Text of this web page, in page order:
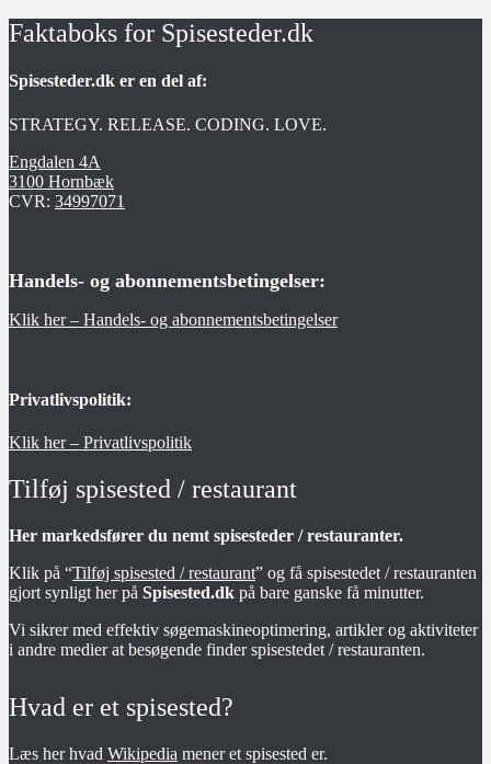
Faktaboks for Spisesteder.dk
Spisesteder.dk er en del af:
STRATEGY. RELEASE. CODING. LOVE.
Engdalen 4A
3100 Hornbæk
CVR: 34997071
Handels- og abonnementsbetingelser:
Klik her – Handels- og abonnementsbetingelser
Privatlivspolitik:
Klik her – Privatlivspolitik
Tilføj spisested / restaurant
Her markedsfører du nemt spisesteder / restauranter.
Klik på “Tilføj spisested / restaurant” og få spisestedet / restauranten
gjort synligt her på Spisested.dk på bare ganske få minutter.
Vi sikrer med effektiv søgemaskineoptimering, artikler og aktiviteter
i andre medier at besøgende finder spisestedet / restauranten.
Hvad er et spisested?
Læs her hvad Wikipedia mener et spisested er.